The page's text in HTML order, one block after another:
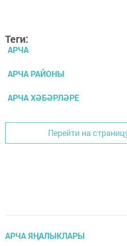
Теги:
АРЧА
АРЧА РАЙОНЫ
АРЧА ХӘБӘРЛӘРЕ
Перейти на
АРЧА ЯҢАЛЫКЛАРЫ